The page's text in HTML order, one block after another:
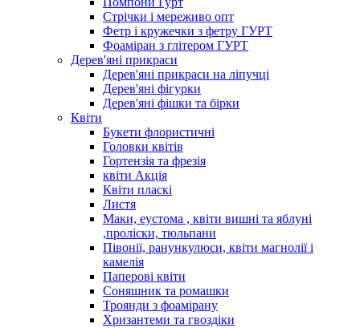
Стрічки і мереживо опт
Фетр і кружечки з фетру ГУРТ
Фоаміран з глітером ГУРТ
Дерев'яні прикраси
Дерев'яні прикраси на ліпучці
Дерев'яні фігурки
Дерев'яні фішки та бірки
Квіти
Букети флористичні
Головки квітів
Гортензія та фрезія
квіти Акція
Квіти пласкі
Листя
Маки, еустома , квіти вишні та яблуні
,проліски, тюльпани
Півонії, ранункулюси, квіти магнолії і
камелія
Паперові квіти
Соняшник та ромашки
Троянди з фоамірану
Хризантеми та гвоздіки